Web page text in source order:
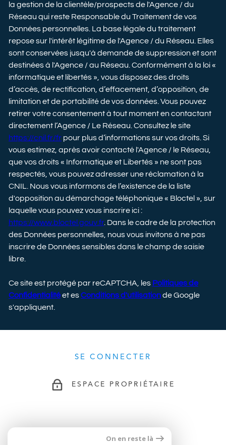
la gestion de la clientèle/prospects de l'Agence / du
Réseau qui reste Responsable du Traitement de vos
Données personnelles. La base légale du traitement
repose sur l'intérêt légitime de l'Agence / du Réseau. Elles
sont conservées jusqu'à demande de suppression et sont
destinées à l'Agence / au Réseau. Conformément à la loi «
informatique et libertés », vous disposez des droits
d’accès, de rectification, d’effacement, d’opposition, de
limitation et de portabilité de vos données. Vous pouvez
retirer votre consentement à tout moment en contactant
directement l’Agence / Le Réseau. Consultez le site
https://cnil.fr/fr pour plus d’informations sur vos droits. Si
vous estimez, après avoir contacté l'Agence / le Réseau,
que vos droits « Informatique et Libertés » ne sont pas
respectés, vous pouvez adresser une réclamation à la
CNIL. Nous vous informons de l’existence de la liste
d'opposition au démarchage téléphonique « Bloctel », sur
laquelle vous pouvez vous inscrire ici :
https://www.bloctel.gouv.fr. Dans le cadre de la protection
des Données personnelles, nous vous invitons à ne pas
inscrire de Données sensibles dans le champ de saisie
libre.
Ce site est protégé par reCAPTCHA, les Politiques de
Confidentialitéet esConditions d'utilisationde Google
s'appliquent.
SE CONNECTER
ESPACE PROPRIÉTAIRE
ADHÉRENTS
On en reste là